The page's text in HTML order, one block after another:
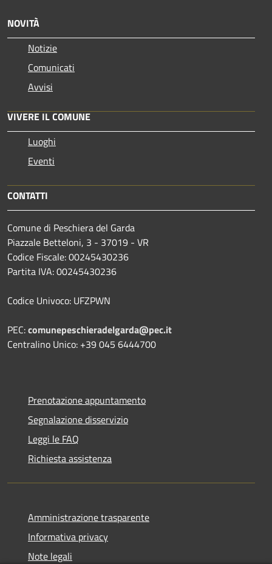
NOVITÀ
Notizie
Comunicati
Avvisi
VIVERE IL COMUNE
Luoghi
Eventi
CONTATTI
Comune di Peschiera del Garda
Piazzale Betteloni, 3 - 37019 - VR
Codice Fiscale: 00245430236
Partita IVA: 00245430236
Codice Univoco: UFZPWN
PEC:comunepeschieradelgarda@pec.it
Centralino Unico: +39 045 6444700
Prenotazione appuntamento
Segnalazione disservizio
Leggi le FAQ
Richiesta assistenza
Amministrazione trasparente
Informativa privacy
Note legali